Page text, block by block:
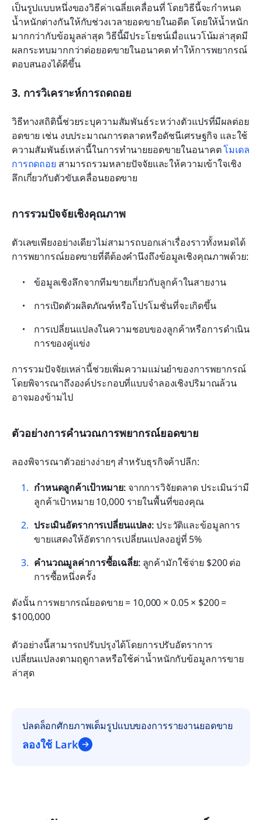
เป็นรูปแบบหนึ่งของวิธีค่าเฉลี่ยเคลื่อนที่ โดยวิธีนี้จะกำหนด
น้ำหนักต่างกันให้กับช่วงเวลายอดขายในอดีต โดยให้น้ำหนัก
มากกว่ากับข้อมูลล่าสุด วิธีนี้มีประโยชน์เมื่อแนวโน้มล่าสุดมี
ผลกระทบมากกว่าต่อยอดขายในอนาคต ทำให้การพยากรณ์
ตอบสนองได้ดีขึ้น
3. การวิเคราะห์การถดถอย
วิธีทางสถิตินี้ช่วยระบุความสัมพันธ์ระหว่างตัวแปรที่มีผลต่อย
อดขาย เช่น งบประมาณการตลาดหรือดัชนีเศรษฐกิจ และใช้
ความสัมพันธ์เหล่านี้ในการทำนายยอดขายในอนาคต โมเดล
การถดถอย สามารถรวมหลายปัจจัยและให้ความเข้าใจเชิง
ลึกเกี่ยวกับตัวขับเคลื่อนยอดขาย
การรวมปัจจัยเชิงคุณภาพ
ตัวเลขเพียงอย่างเดียวไม่สามารถบอกเล่าเรื่องราวทั้งหมดได้
การพยากรณ์ยอดขายที่ดีต้องคำนึงถึงข้อมูลเชิงคุณภาพด้วย:
ข้อมูลเชิงลึกจากทีมขายเกี่ยวกับลูกค้าในสายงาน
การเปิดตัวผลิตภัณฑ์หรือโปรโมชั่นที่จะเกิดขึ้น
การเปลี่ยนแปลงในความชอบของลูกค้าหรือการดำเนิน
การของคู่แข่ง
การรวมปัจจัยเหล่านี้ช่วยเพิ่มความแม่นยำของการพยากรณ์
โดยพิจารณาถึงองค์ประกอบที่แบบจำลองเชิงปริมาณล้วน
อาจมองข้ามไป
ตัวอย่างการคำนวณการพยากรณ์ยอดขาย
ลองพิจารณาตัวอย่างง่ายๆ สำหรับธุรกิจค้าปลีก:
กำหนดลูกค้าเป้าหมาย: จากการวิจัยตลาด ประเมินว่ามี
ลูกค้าเป้าหมาย 10,000 รายในพื้นที่ของคุณ
ประเมินอัตราการเปลี่ยนแปลง: ประวัติและข้อมูลการ
ขายแสดงให้อัตราการเปลี่ยนแปลงอยู่ที่ 5%
คำนวณมูลค่าการซื้อเฉลี่ย: ลูกค้ามักใช้จ่าย $200 ต่อ
การซื้อหนึ่งครั้ง
ดังนั้น การพยากรณ์ยอดขาย = 10,000 × 0.05 × $200 =
$100,000
ตัวอย่างนี้สามารถปรับปรุงได้โดยการปรับอัตราการ
เปลี่ยนแปลงตามฤดูกาลหรือใช้ค่าน้ำหนักกับข้อมูลการขาย
ล่าสุด
ปลดล็อกศักยภาพเต็มรูปแบบของการรายงานยอดขาย
ลองใช้ Lark